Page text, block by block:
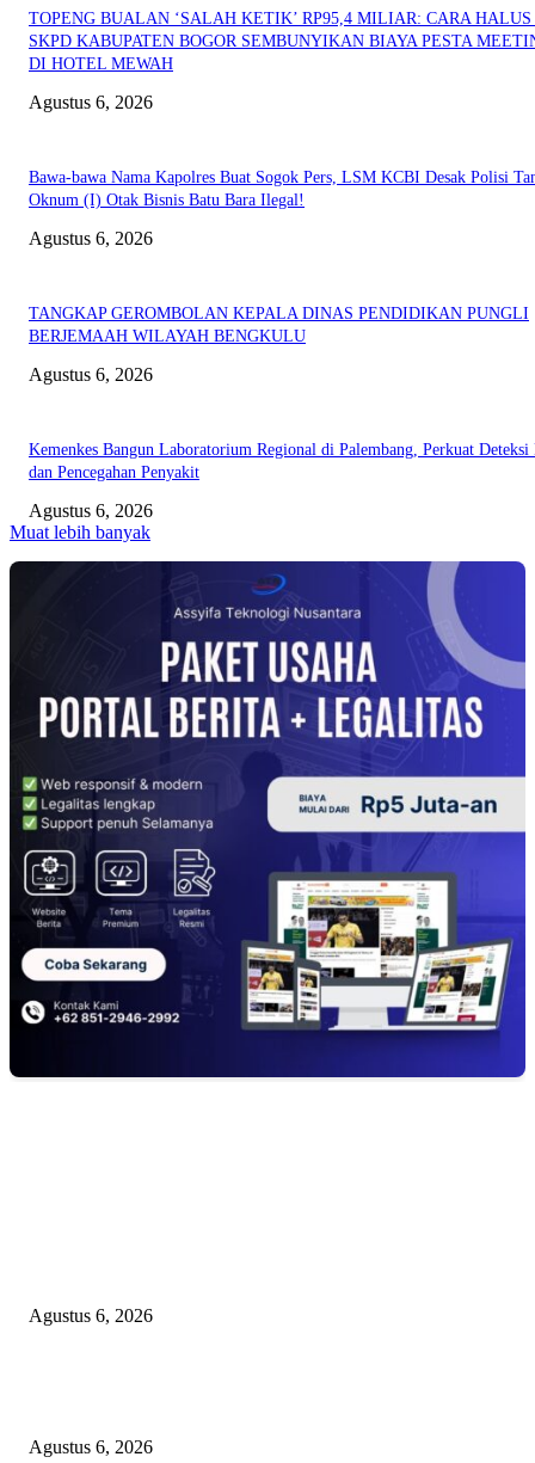
TOPENG BUALAN ‘SALAH KETIK’ RP95,4 MILIAR: CARA HALUS
SKPD KABUPATEN BOGOR SEMBUNYIKAN BIAYA PESTA
DI HOTEL MEWAH
Agustus 6, 2026
Bawa-bawa Nama Kapolres Buat Sogok Pers, LSM KCBI Desak Polisi
Oknum (I) Otak Bisnis Batu Bara Ilegal!
Agustus 6, 2026
TANGKAP GEROMBOLAN KEPALA DINAS PENDIDIKAN PUNGLI
BERJEMAAH WILAYAH BENGKULU
Agustus 6, 2026
Kemenkes Bangun Laboratorium Regional di Palembang, Perkuat
dan Pencegahan Penyakit
Agustus 6, 2026
Muat lebih banyak
Agustus 6, 2026
Agustus 6, 2026